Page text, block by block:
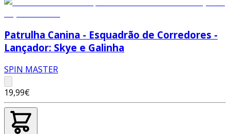
Patrulha Canina - Esquadrão de Corredores -
Lançador: Skye e Galinha
SPIN MASTER
19,99€